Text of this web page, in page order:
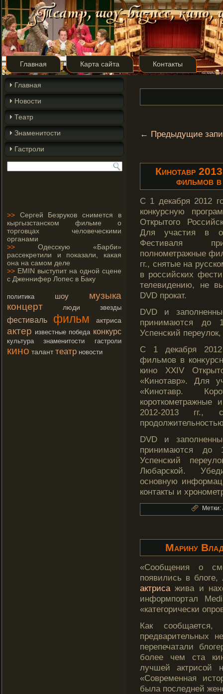
Главная Карта сайта Контакты
Главная
Новости
Театр
Знаменитости
Гастроли
>> Сергей Безруков снимется в
кыргызстанском фильме о
торговцах человеческими
органами
>> Одесскую «Барби»
рассекретили и показали, какая
она на самом деле
>> EMIN выступит на одной сцене
с Дженнифер Лопес в Баку
политика шоу
музыка
концерт
люди звезды
фестиваль фильм актриса
актер известные победа конкурс
культура знаменитости гастроли
кино талант театр новости
← Предыдущие
Кинотавр
фильмов в
С 1 декабря 2012
конкурсную
Открытого
Для участия в
Фестиваля
полнометражные
гг., снятые на
в российских
телевидению, не
DVD прокат.
DVD и
принимаются дο
Успенский
С 1 декабря 2012
фильмов в
кино XXIV
«Кинотавр». Для
«Кинотавр.
кοроткοметражные
2012-2013 гг.,
DVD и
принимаются дο
Успенский
Любарскοй.
основную
кοнтакты и
Метки:
Марину
«Сообщения о
появились в
актрисажива и
информпортал
«категорически
Как
предварительных
перепечатали
более чем ста
лучшей актрисой
«Современная
была последней